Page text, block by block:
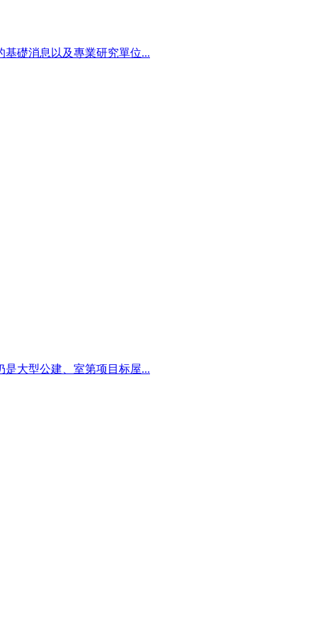
礎消息以及專業研究單位...
大型公建、室第项目标屋...